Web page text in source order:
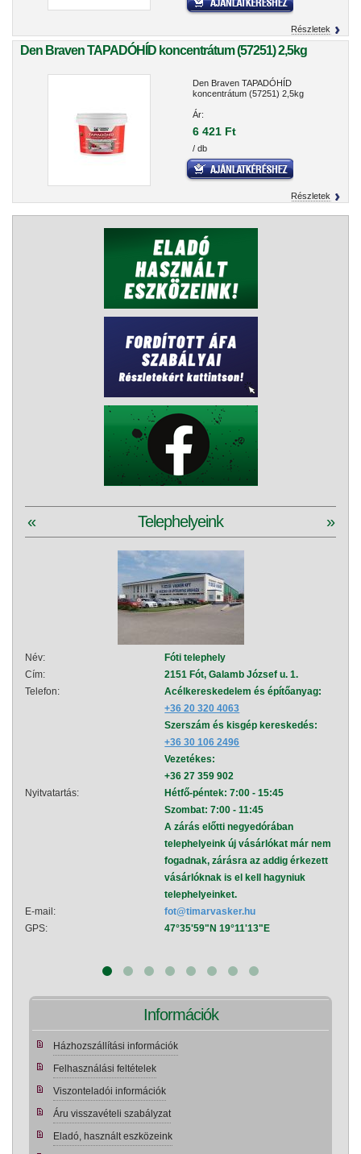
Részletek
Den Braven TAPADÓHÍD koncentrátum (57251) 2,5kg
Den Braven TAPADÓHÍD
koncentrátum (57251) 2,5kg
Ár:
6 421 Ft
/ db
Részletek
Telephelyeink
« »
Név:
Fóti telephely
Cím:
2151 Fót, Galamb József u. 1.
Telefon:
Acélkereskedelem és építőanyag:
+36 20 320 4063
Szerszám és kisgép kereskedés:
+36 30 106 2496
Vezetékes:
+36 27 359 902
Nyitvatartás:
Hétfő-péntek: 7:00 - 15:45
Szombat: 7:00 - 11:45
A zárás előtti negyedórában
telephelyeink új vásárlókat már nem
fogadnak, zárásra az addig érkezett
vásárlóknak is el kell hagyniuk
telephelyeinket.
E-mail:
fot@timarvasker.hu
GPS:
47°35'59"N 19°11'13"E
Információk
Házhozszállítási információk
Felhasználási feltételek
Viszonteladói információk
Áru visszavételi szabályzat
Eladó, használt eszközeink